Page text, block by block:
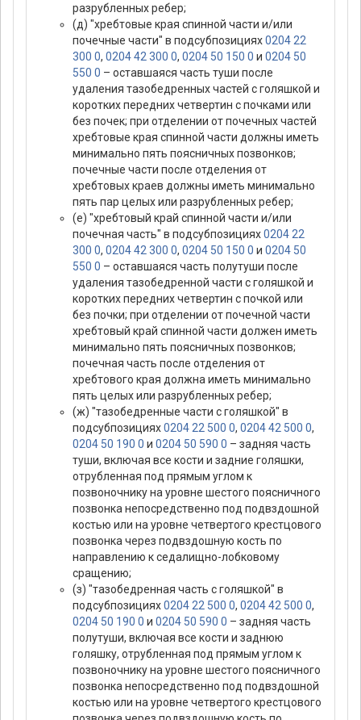
разрубленных ребер;
(д) "хребтовые края спинной части и/или
почечные части" в подсубпозициях0204 22
300 0, 0204 42 300 0, 0204 50 150 0 и 0204 50
550 0 – оставшаяся часть туши после
удаления тазобедренных частей с голяшкой и
коротких передних четвертин с почками или
без почек; при отделении от почечных частей
хребтовые края спинной части должны иметь
минимально пять поясничных позвонков;
почечные части после отделения от
хребтовых краев должны иметь минимально
пять пар целых или разрубленных ребер;
(е) "хребтовый край спинной части и/или
почечная часть" в подсубпозициях0204 22
300 0, 0204 42 300 0, 0204 50 150 0 и 0204 50
550 0 – оставшаяся часть полутуши после
удаления тазобедренной части с голяшкой и
коротких передних четвертин с почкой или
без почки; при отделении от почечной части
хребтовый край спинной части должен иметь
минимально пять поясничных позвонков;
почечная часть после отделения от
хребтового края должна иметь минимально
пять целых или разрубленных ребер;
(ж) "тазобедренные части с голяшкой" в
подсубпозициях0204 22 500 0, 0204 42 500 0,
0204 50 190 0 и 0204 50 590 0 – задняя часть
туши, включая все кости и задние голяшки,
отрубленная под прямым углом к
позвоночнику на уровне шестого поясничного
позвонка непосредственно под подвздошной
костью или на уровне четвертого крестцового
позвонка через подвздошную кость по
направлению к седалищно-лобковому
сращению;
(з) "тазобедренная часть с голяшкой" в
подсубпозициях0204 22 500 0, 0204 42 500 0,
0204 50 190 0 и 0204 50 590 0 – задняя часть
полутуши, включая все кости и заднюю
голяшку, отрубленная под прямым углом к
позвоночнику на уровне шестого поясничного
позвонка непосредственно под подвздошной
костью или на уровне четвертого крестцового